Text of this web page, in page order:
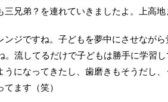
兄弟？を連れていきましたよ。上高地
ンジですね。子どもを夢中にさせながら
。流してるだけで子どもは勝手に学習
うになってきたし、歯磨きもそうだし
ます（笑）